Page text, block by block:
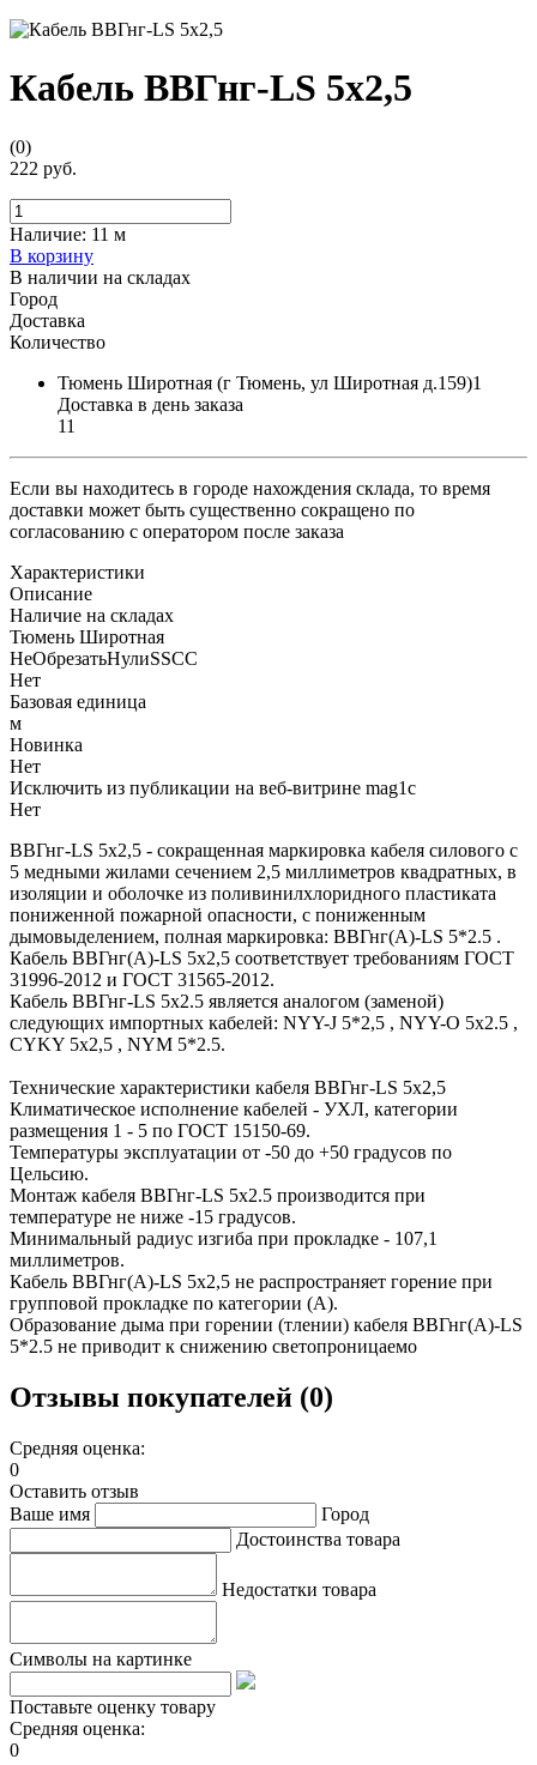
Кабель ВВГнг-LS 5х2,5
(0)
222 руб.
Наличие: 11 м
В корзину
В наличии на складах
Город
Доставка
Количество
Тюмень Широтная (г Тюмень, ул Широтная д.159)1
Доставка в день заказа
11
Если вы находитесь в городе нахождения склада, то время
доставки может быть существенно сокращено по
согласованию с оператором после заказа
Характеристики
Описание
Наличие на складах
Тюмень Широтная
НеОбрезатьНулиSSCC
Нет
Базовая единица
м
Новинка
Нет
Исключить из публикации на веб-витрине mag1c
Нет
ВВГнг-LS 5х2,5 - сокращенная маркировка кабеля силового с
5 медными жилами сечением 2,5 миллиметров квадратных, в
изоляции и оболочке из поливинилхлоридного пластиката
пониженной пожарной опасности, с пониженным
дымовыделением, полная маркировка: ВВГнг(А)-LS 5*2.5 .
Кабель ВВГнг(А)-LS 5х2,5 соответствует требованиям ГОСТ
31996-2012 и ГОСТ 31565-2012.
Кабель ВВГнг-LS 5х2.5 является аналогом (заменой)
следующих импортных кабелей: NYY-J 5*2,5 , NYY-O 5х2.5 ,
CYKY 5х2,5 , NYM 5*2.5.
Технические характеристики кабеля ВВГнг-LS 5х2,5
Климатическое исполнение кабелей - УXЛ, категории
размещения 1 - 5 по ГОСТ 15150-69.
Температуры эксплуатации от -50 до +50 градусов по
Цельсию.
Монтаж кабеля ВВГнг-LS 5х2.5 производится при
температуре не ниже -15 градусов.
Минимальный радиус изгиба при прокладке - 107,1
миллиметров.
Кабель ВВГнг(А)-LS 5х2,5 не распространяет горение при
групповой прокладке по категории (А).
Образование дыма при горении (тлении) кабеля ВВГнг(А)-LS
5*2.5 не приводит к снижению светопроницаемо
Отзывы покупателей (0)
Средняя оценка:
0
Оставить отзыв
Ваше имя
Город
Достоинства товара
Недостатки товара
Символы на картинке
Поставьте оценку товару
Средняя оценка:
0